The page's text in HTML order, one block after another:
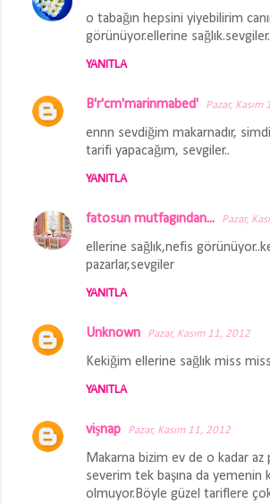
o tabağın hepsini yiyebilirim
görünüyor.ellerine sağlık.sevgiler.
YANITLA
B'r'cm'marinmabed' Pazar,
ennn sevdiğim makarnadır,
tarifi yapacağım, sevgiler..
YANITLA
fatosun mutfagından... Pazar,
ellerine sağlık,nefis
pazarlar,sevgiler
YANITLA
Unknown Pazar, Kasım 11, 2012
Kekiğim ellerine sağlık miss
YANITLA
vişnap Pazar, Kasım 11, 2012
Makarna bizim ev de o kadar az
severim tek başına da yemenin
olmuyor.Böyle güzel tariflere